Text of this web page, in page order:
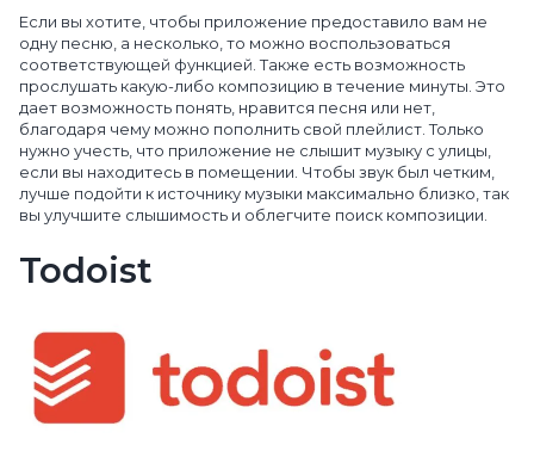
Если вы хотите, чтобы приложение предоставило вам не
одну песню, а несколько, то можно воспользоваться
соответствующей функцией. Также есть возможность
прослушать какую-либо композицию в течение минуты. Это
дает возможность понять, нравится песня или нет,
благодаря чему можно пополнить свой плейлист. Только
нужно учесть, что приложение не слышит музыку с улицы,
если вы находитесь в помещении. Чтобы звук был четким,
лучше подойти к источнику музыки максимально близко, так
вы улучшите слышимость и облегчите поиск композиции.
Todoist